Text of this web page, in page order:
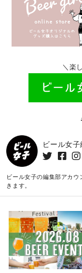
＼楽
ビール女子
ビール女子の編集部アカ
きます。